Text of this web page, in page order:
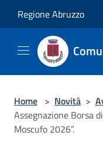
Regione Abruzzo
Home > Novità >
Assegnazione Borsa
Moscufo 2026”.